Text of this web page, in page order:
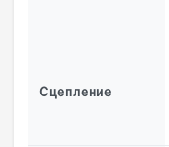
Сцепление